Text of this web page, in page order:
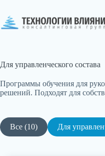
сути
Для управленческого состава
Программы обучения для
решений. Подходят для
Все (10) Для